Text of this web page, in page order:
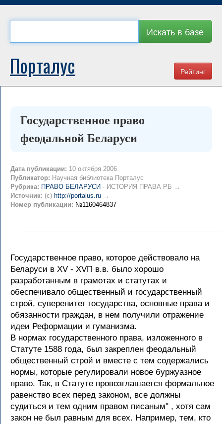
Искать в базе
Рейтинг
Порталус
Государственное право
феодальной Беларуси
Дата публикации: 10 октября 2006
Публикатор: Научная библиотека Порталус
Рубрика: ПРАВО БЕЛАРУСИ - ИСТОРИЯ ПРАВА РБ →
Источник: (c) http://portalus.ru →
Номер публикации: №1160464837
Государственное право, которое действовало на
Беларуси в ХV - ХVП в.в. было хорошо
разработанным в грамотах и статутах и
обеспечивало общественный и государственный
строй, суверенитет государства, основные права и
обязанности граждан, в нем получили отражение
идеи Реформации и гуманизма.
В нормах государственного права, изложенного в
Статуте 1588 года, был закреплен феодальный
общественный строй и вместе с тем содержались
нормы, которые регулировали новое буржуазное
право. Так, в Статуте провозглашается формальное
равенство всех перед законом, все должны
судиться и тем одним правом писаным" , хотя сам
закон не был равным для всех. Например, тем, кто